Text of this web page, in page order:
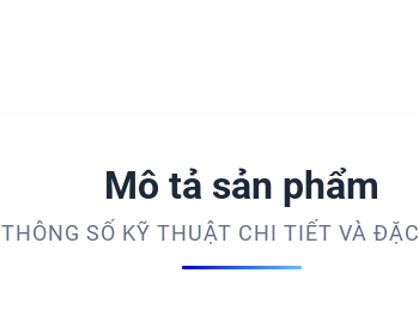
Mô tả sản phẩm
THÔNG SỐ KỸ THUẬT CHI TIẾT VÀ